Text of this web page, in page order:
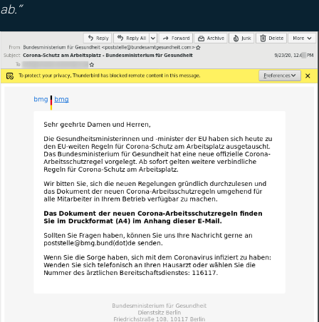
ab.“